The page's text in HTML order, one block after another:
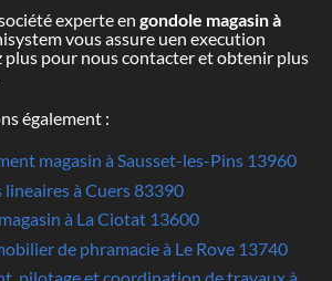
experte en gondole magasin à
vous assure uen execution
plus pour nous contacter et obtenir plus
également :
magasin à Sausset-les-Pins 13960
lineaires à Cuers 83390
à La Ciotat 13600
de phramacie à Le Rove 13740